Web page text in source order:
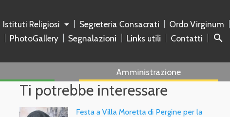
Istituti Religiosi Segreteria Consacrati
Ordo Virginum
PhotoGallery Segnalazioni Links utili Contatti search
Amministrazione
Ti potrebbe interessare
Festa a Villa Moretta di Pergine per la